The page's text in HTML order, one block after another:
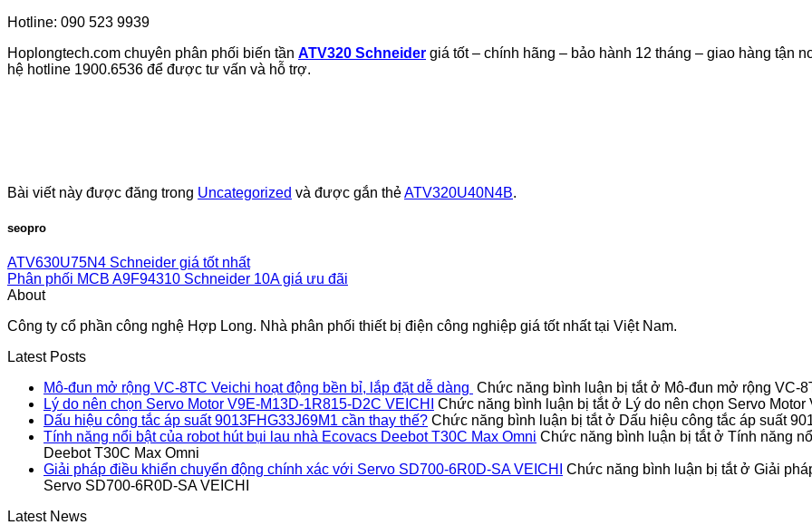
Hotline: 090 523 9939
Hoplongtech.com chuyên phân phối biến tần ATV320 Schneider giá tốt – chính hãng – bảo hành 12 tháng – giao hàng tận
hệ hotline 1900.6536 để được tư vấn và hỗ trợ.
Bài viết này được đăng trong Uncategorized và được gắn thẻATV320U40N4B.
seopro
ATV630U75N4 Schneider giá tốt nhất
Phân phối MCB A9F94310 Schneider 10A giá ưu đãi
About
Công ty cổ phần công nghệ Hợp Long. Nhà phân phối thiết bị điện công nghiệp giá tốt nhất tại Việt Nam.
Latest Posts
Mô-đun mở rộng VC-8TC Veichi hoạt động bền bỉ, lắp đặt dễ dàng Chức năng bình luận bị tắtở Mô-đun mở rộng VC-
Lý do nên chọn Servo Motor V9E-M13D-1R815-D2C VEICHI
Chức năng bình luận bị tắtở Lý do nên chọn Servo Motor
Dấu hiệu công tắc áp suất 9013FHG33J69M1 cần thay thế? Chức năng bình luận bị tắtở Dấu hiệu công tắc áp suất
Tính năng nổi bật của robot hút bụi lau nhà Ecovacs Deebot T30C Max Omni Chức năng bình luận bị tắtở Tính năng
Deebot T30C Max Omni
Giải pháp điều khiển chuyển động chính xác với Servo SD700-6R0D-SA VEICHI
Chức năng bình luận bị tắtở Giải
Servo SD700-6R0D-SA VEICHI
Latest News